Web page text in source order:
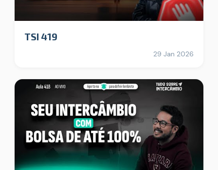
TSI 419
29 Jan 2026